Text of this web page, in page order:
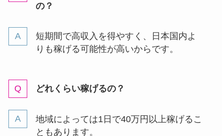
の？
短期間で高収入を得やすく、日本国内よ
りも稼げる可能性が高いからです。
どれくらい稼げるの？
地域によっては1日で40万円以上稼げるこ
ともあります。